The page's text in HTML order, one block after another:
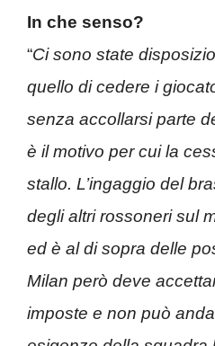
In che senso?
“Ci sono state
quello di cedere i
senza accollarsi parte
è il motivo per cui la
stallo. L’ingaggio del
degli altri rossoneri sul
ed è al di sopra delle
Milan però deve
imposte e non può